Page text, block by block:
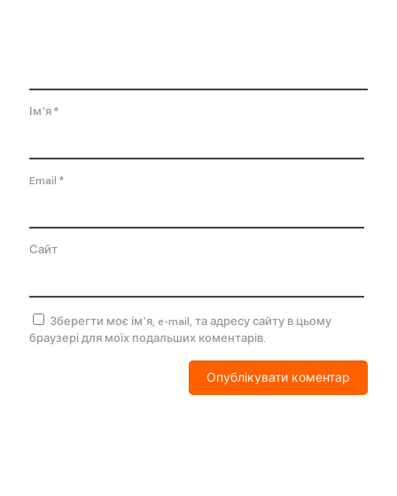
Ім'я*
Email *
Сайт
Зберегти моє ім'я, e-mail, та адресу сайту в цьому
браузері для моїх подальших коментарів.